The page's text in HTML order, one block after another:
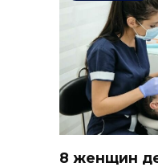
8 женщин